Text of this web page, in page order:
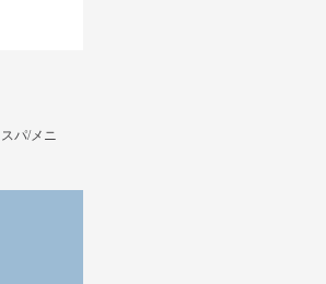
パ/メニ